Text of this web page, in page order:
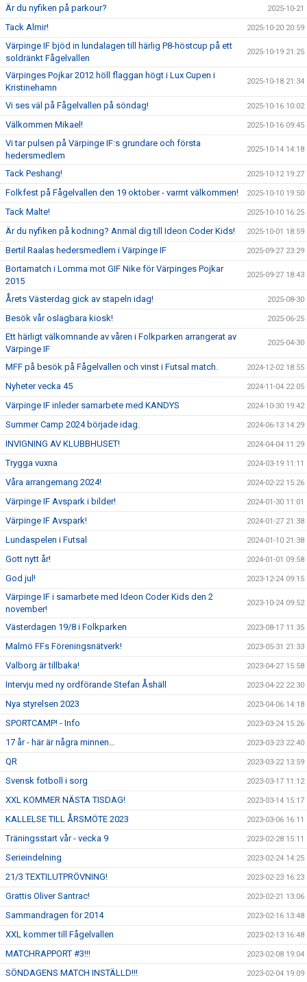
Är du nyfiken på parkour? 2025-10-21
Tack Almir! 2025-10-20 20:59
Värpinge IF bjöd in lundalagen till härlig P8-höstcup på ett
soldränkt Fågelvallen
2025-10-19 21:25
Värpinges Pojkar 2012 höll flaggan högt i Lux Cupen i
Kristinehamn
2025-10-18 21:34
Vi ses väl på Fågelvallen på söndag! 2025-10-16 10:02
Välkommen Mikael! 2025-10-16 09:45
Vi tar pulsen på Värpinge IF:s grundare och första
hedersmedlem
2025-10-14 14:18
Tack Peshang! 2025-10-12 19:27
Folkfest på Fågelvallen den 19 oktober - varmt välkommen! 2025-10-10 19:50
Tack Malte! 2025-10-10 16:25
Är du nyfiken på kodning? Anmäl dig till Ideon Coder Kids! 2025-10-01 18:59
Bertil Raalas hedersmedlem i Värpinge IF 2025-09-27 23:29
Bortamatch i Lomma mot GIF Nike för Värpinges Pojkar
2015
2025-09-27 18:43
Årets Västerdag gick av stapeln idag! 2025-08-30
Besök vår oslagbara kiosk! 2025-06-25
Ett härligt välkomnande av våren i Folkparken arrangerat av
Värpinge IF
2025-04-30
MFF på besök på Fågelvallen och vinst i Futsal match. 2024-12-02 18:55
Nyheter vecka 45 2024-11-04 22:05
Värpinge IF inleder samarbete med KANDYS 2024-10-30 19:42
Summer Camp 2024 började idag. 2024-06-13 14:29
INVIGNING AV KLUBBHUSET! 2024-04-04 11:29
Trygga vuxna 2024-03-19 11:11
Våra arrangemang 2024! 2024-02-22 15:26
Värpinge IF Avspark i bilder! 2024-01-30 11:01
Värpinge IF Avspark! 2024-01-27 21:38
Lundaspelen i Futsal 2024-01-10 21:38
Gott nytt år! 2024-01-01 09:58
God jul! 2023-12-24 09:15
Värpinge IF i samarbete med Ideon Coder Kids den 2
november!
2023-10-24 09:52
Västerdagen 19/8 i Folkparken 2023-08-17 11:35
Malmö FFs Föreningsnätverk! 2023-05-31 21:33
Valborg är tillbaka! 2023-04-27 15:58
Intervju med ny ordförande Stefan Åshäll 2023-04-22 22:30
Nya styrelsen 2023 2023-04-06 14:18
SPORTCAMP! - Info 2023-03-24 15:26
17 år - här är några minnen… 2023-03-23 22:40
QR 2023-03-22 13:59
Svensk fotboll i sorg 2023-03-17 11:12
XXL KOMMER NÄSTA TISDAG! 2023-03-14 15:17
KALLELSE TILL ÅRSMÖTE 2023 2023-03-06 16:11
Träningsstart vår - vecka 9 2023-02-28 15:11
Serieindelning 2023-02-24 14:25
21/3 TEXTILUTPRÖVNING! 2023-02-23 16:23
Grattis Oliver Santrac! 2023-02-21 13:06
Sammandragen för 2014 2023-02-16 13:48
XXL kommer till Fågelvallen 2023-02-13 16:48
MATCHRAPPORT #3!!! 2023-02-08 19:04
SÖNDAGENS MATCH INSTÄLLD!!! 2023-02-04 19:09